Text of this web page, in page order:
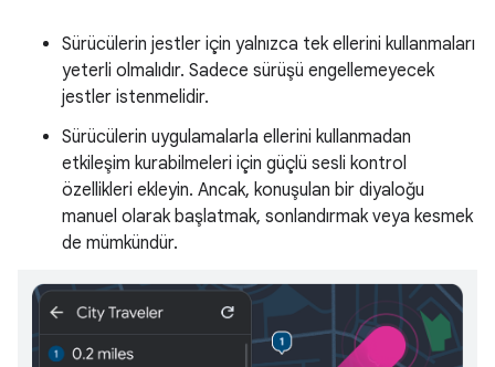
Sürücülerin jestler için yalnızca tek ellerini kullanmaları
yeterli olmalıdır. Sadece sürüşü engellemeyecek
jestler istenmelidir.
Sürücülerin uygulamalarla ellerini kullanmadan
etkileşim kurabilmeleri için güçlü sesli kontrol
özellikleri ekleyin. Ancak, konuşulan bir diyaloğu
manuel olarak başlatmak, sonlandırmak veya kesmek
de mümkündür.